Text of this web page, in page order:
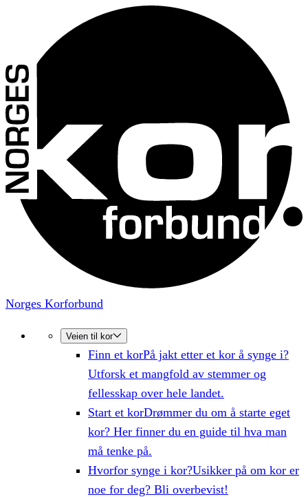
Norges Korforbund
Veien til kor
Finn et korPå jakt etter et kor å synge i?
Utforsk et mangfold av stemmer og
fellesskap over hele landet.
Start et korDrømmer du om å starte eget
kor? Her finner du en guide til hva man
må tenke på.
Hvorfor synge i kor?Usikker på om kor er
noe for deg? Bli overbevist!